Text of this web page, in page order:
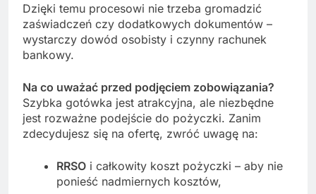
Dzięki temu procesowi nie trzeba gromadzić
zaświadczeń czy dodatkowych dokumentów –
wystarczy dowód osobisty i czynny rachunek
bankowy.
Na co uważać przed podjęciem zobowiązania?
Szybka gotówka jest atrakcyjna, ale niezbędne
jest rozważne podejście do pożyczki. Zanim
zdecydujesz się na ofertę, zwróć uwagę na:
RRSO i całkowity koszt pożyczki – aby nie
ponieść nadmiernych kosztów,